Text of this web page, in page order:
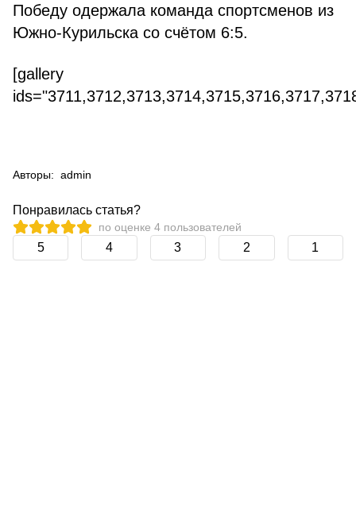
Победу одержала команда спортсменов из
Южно-Курильска со счётом 6:5.
[gallery
Авторы: admin
Понравилась статья?
по оценке 4 пользователей
5 4 3 2 1